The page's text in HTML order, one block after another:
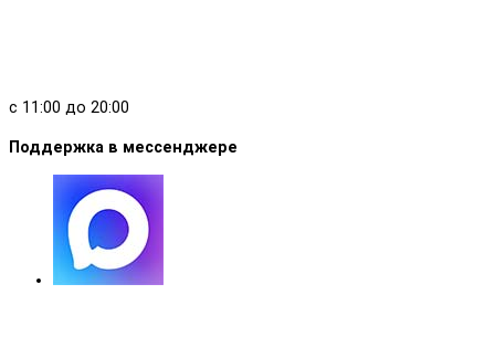
с 11:00 до 20:00
Поддержка в мессенджере